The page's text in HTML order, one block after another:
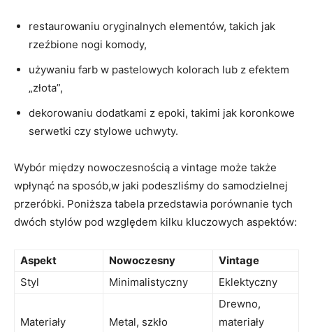
restaurowaniu oryginalnych elementów, takich jak
rzeźbione nogi komody,
używaniu farb w pastelowych kolorach lub z efektem
„złota”,
dekorowaniu dodatkami z epoki, takimi jak koronkowe
serwetki czy stylowe uchwyty.
Wybór między nowoczesnością a vintage może także
wpłynąć na sposób,w jaki podeszliśmy do samodzielnej
przeróbki. Poniższa tabela przedstawia porównanie tych
dwóch stylów pod względem kilku kluczowych aspektów:
Aspekt Nowoczesny
Vintage
Styl
Minimalistyczny Eklektyczny
Materiały Metal, szkło
Drewno,
materiały